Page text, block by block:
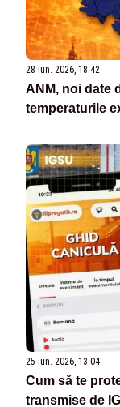
28 iun. 2026, 18:42
ANM, noi date
temperaturile
25 iun. 2026, 13:04
Cum să te
transmise de